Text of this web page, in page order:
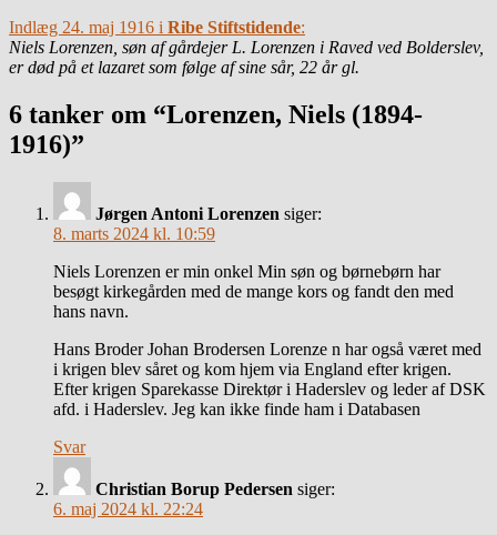
Indlæg 24. maj 1916 i Ribe Stiftstidende:
Niels Lorenzen, søn af gårdejer L. Lorenzen i Raved ved Bolderslev,
er død på et lazaret som følge af sine sår, 22 år gl.
6 tanker om “Lorenzen, Niels (1894-
1916)”
Jørgen Antoni Lorenzen siger:
8. marts 2024 kl. 10:59
Niels Lorenzen er min onkel Min søn og børnebørn har
besøgt kirkegården med de mange kors og fandt den med
hans navn.
Hans Broder Johan Brodersen Lorenze n har også været med
i krigen blev såret og kom hjem via England efter krigen.
Efter krigen Sparekasse Direktør i Haderslev og leder af DSK
afd. i Haderslev. Jeg kan ikke finde ham i Databasen
Svar
Christian Borup Pedersen siger:
6. maj 2024 kl. 22:24